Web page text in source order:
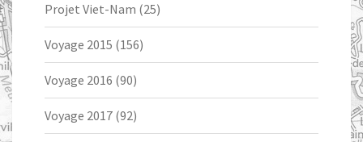
Projet Viet-Nam (25)
Voyage 2015 (156)
Voyage 2016 (90)
Voyage 2017 (92)